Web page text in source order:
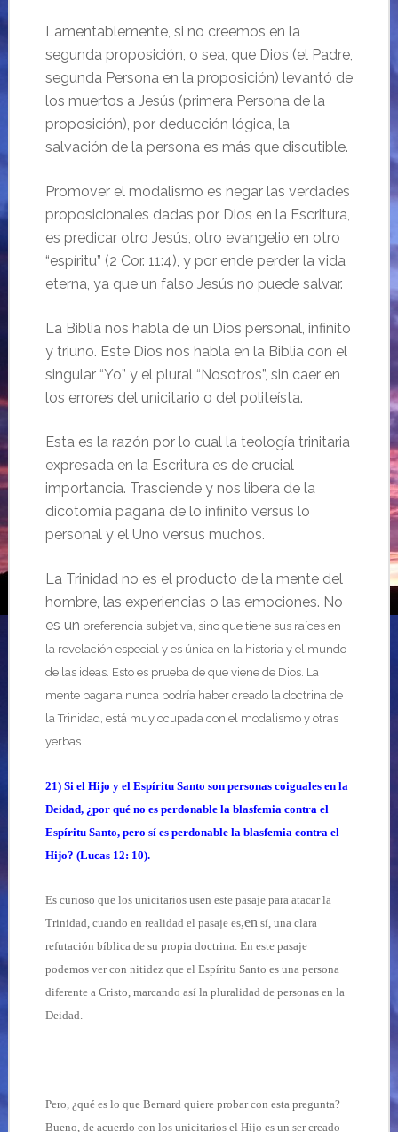
Lamentablemente, si no creemos en la
segunda proposición, o sea, que Dios (el Padre,
segunda Persona en la proposición) levantó de
los muertos a Jesús (primera Persona de la
proposición), por deducción lógica, la
salvación de la persona es más que discutible.
Promover el modalismo es negar las verdades
proposicionales dadas por Dios en la Escritura,
es predicar otro Jesús, otro evangelio en otro
“espíritu” (2 Cor. 11:4), y por ende perder la vida
eterna, ya que un falso Jesús no puede salvar.
La Biblia nos habla de un Dios personal, infinito
y triuno. Este Dios nos habla en la Biblia con el
singular “Yo” y el plural “Nosotros”, sin caer en
los errores del unicitario o del politeísta.
Esta es la razón por lo cual la teología trinitaria
expresada en la Escritura es de crucial
importancia. Trasciende y nos libera de la
dicotomía pagana de lo infinito versus lo
personal y el Uno versus muchos.
La Trinidad no es el producto de la mente del
hombre, las experiencias o las emociones. No
es un preferencia subjetiva, sino que tiene sus raíces en
la revelación especial y es única en la historia y el mundo
de las ideas. Esto es prueba de que viene de Dios. La
mente pagana nunca podría haber creado la doctrina de
la Trinidad, está muy ocupada con el modalismo y otras
yerbas.
21) Si el Hijo y el Espíritu Santo son personas coiguales en la
Deidad, ¿por qué no es perdonable la blasfemia contra el
Espíritu Santo, pero sí es perdonable la blasfemia contra el
Hijo? (Lucas 12: 10).
Es curioso que los unicitarios usen este pasaje para atacar la
Trinidad, cuando en realidad el pasaje es,ensí, una clara
refutación bíblica de su propia doctrina. En este pasaje
podemos ver con nitidez que el Espíritu Santo es una persona
diferente a Cristo, marcando así la pluralidad de personas en la
Deidad.
Pero, ¿qué es lo que Bernard quiere probar con esta pregunta?
Bueno, de acuerdo con los unicitarios el Hijo es un ser creado